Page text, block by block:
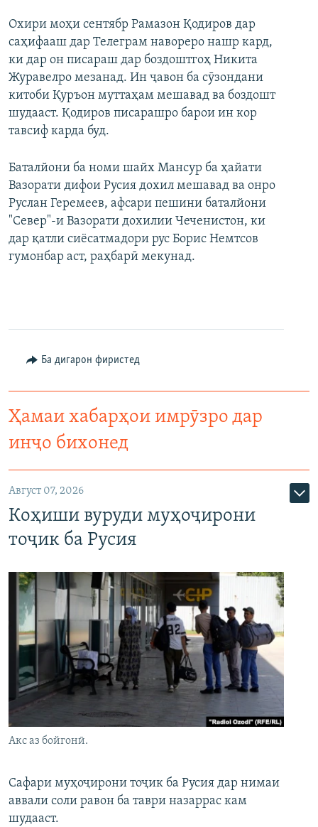
Охири моҳи сентябр Рамазон Қодиров дар
саҳифааш дар Телеграм навореро нашр кард,
ки дар он писараш дар боздоштгоҳ Никита
Журавелро мезанад. Ин ҷавон ба сӯзондани
китоби Қуръон муттаҳам мешавад ва боздошт
шудааст. Қодиров писарашро барои ин кор
тавсиф карда буд.
Баталйони ба номи шайх Мансур ба ҳайати
Вазорати дифои Русия дохил мешавад ва онро
Руслан Геремеев, афсари пешини баталйони
"Север"-и Вазорати дохилии Чеченистон, ки
дар қатли сиёсатмадори рус Борис Немтсов
гумонбар аст, раҳбарӣ мекунад.
Ба дигарон фиристед
Ҳамаи хабарҳои имрӯзро дар
инҷо бихонед
Август 07, 2026
Коҳиши вуруди муҳоҷирони
тоҷик ба Русия
Акс аз бойгонӣ.
Сафари муҳоҷирони тоҷик ба Русия дар нимаи
аввали соли равон ба таври назаррас кам
шудааст.